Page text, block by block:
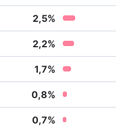
2,5%
2,2%
1,7%
0,8%
0,7%